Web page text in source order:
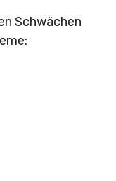
Schwächen